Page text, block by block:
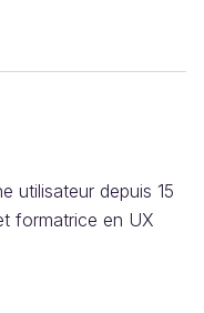
utilisateur depuis 15
formatrice en UX